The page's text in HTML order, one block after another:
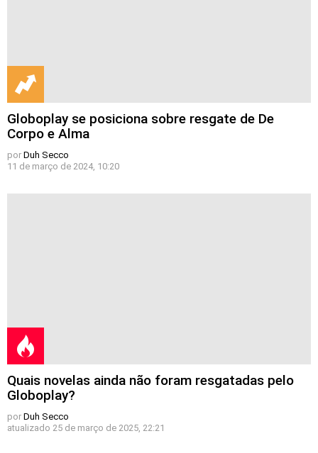
Globoplay se posiciona sobre resgate de De
Corpo e Alma
por Duh Secco
11 de março de 2024, 10:20
Quais novelas ainda não foram resgatadas pelo
Globoplay?
por Duh Secco
atualizado 25 de março de 2025, 22:21